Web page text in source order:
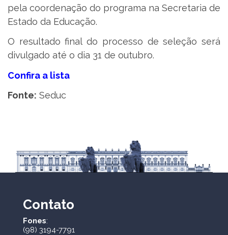
pela coordenação do programa na Secretaria de
Estado da Educação.
O resultado final do processo de seleção será
divulgado até o dia 31 de outubro.
Confira a lista
Fonte: Seduc
Contato
Fones:
(98) 3194-7791